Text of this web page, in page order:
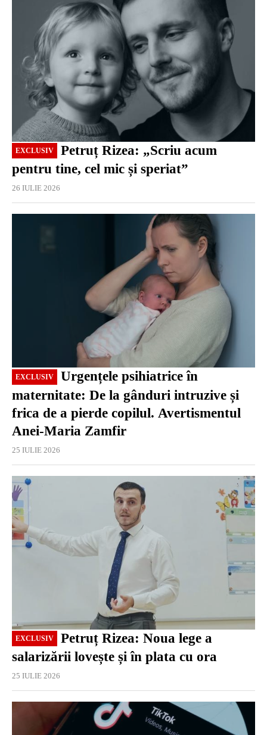
EXCLUSIV
pentru tine, cel mic și speriat”
26 IULIE 2026
EXCLUSIV
maternitate: De la gânduri intruzive și
frica de a pierde copilul. Avertismentul
Anei-Maria Zamfir
25 IULIE 2026
EXCLUSIV
EXCLUSIV
salarizării lovește și în plata cu ora
25 IULIE 2026